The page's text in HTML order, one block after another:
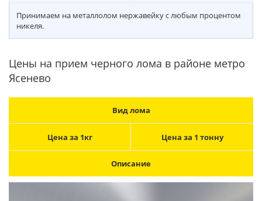
Принимаем на металлолом нержавейку с любым процентом
никеля.
Цены на прием черного лома в районе метро
Ясенево
Вид лома
Цена за 1кг Цена за 1 тонну
Описание